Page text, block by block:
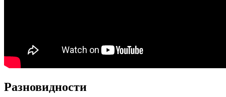
Разновидности